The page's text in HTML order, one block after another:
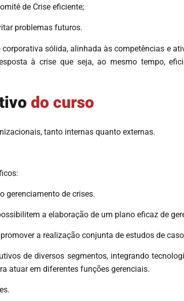
de Crise eficiente;
problemas futuros.
sólida, alinhada às competências e
à crise que seja, ao mesmo tempo,
do curso
tanto internas quanto externas.
gerenciamento de crises.
a elaboração de um plano eficaz de
a realização conjunta de estudos de
de diversos segmentos, integrando
atuar em diferentes funções gerenciais.